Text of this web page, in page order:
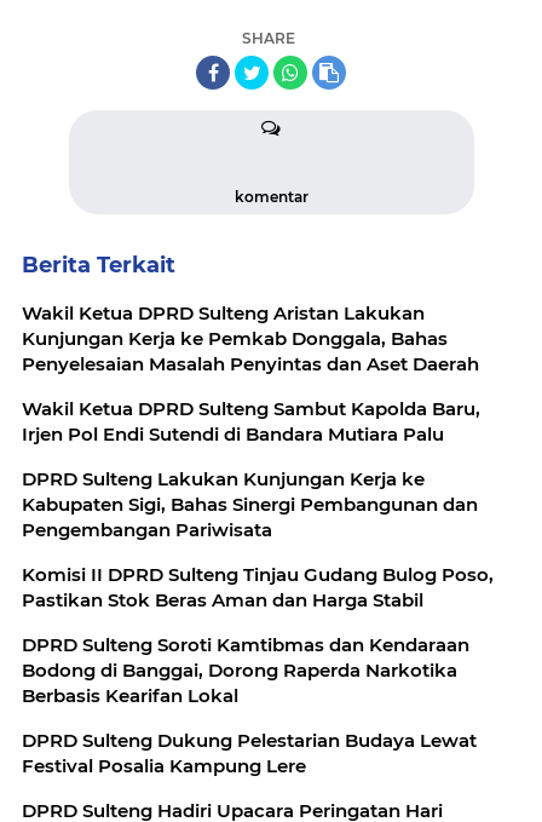
SHARE
komentar
Berita Terkait
Wakil Ketua DPRD Sulteng Aristan Lakukan
Kunjungan Kerja ke Pemkab Donggala, Bahas
Penyelesaian Masalah Penyintas dan Aset Daerah
Wakil Ketua DPRD Sulteng Sambut Kapolda Baru,
Irjen Pol Endi Sutendi di Bandara Mutiara Palu
DPRD Sulteng Lakukan Kunjungan Kerja ke
Kabupaten Sigi, Bahas Sinergi Pembangunan dan
Pengembangan Pariwisata
Komisi II DPRD Sulteng Tinjau Gudang Bulog Poso,
Pastikan Stok Beras Aman dan Harga Stabil
DPRD Sulteng Soroti Kamtibmas dan Kendaraan
Bodong di Banggai, Dorong Raperda Narkotika
Berbasis Kearifan Lokal
DPRD Sulteng Dukung Pelestarian Budaya Lewat
Festival Posalia Kampung Lere
DPRD Sulteng Hadiri Upacara Peringatan Hari